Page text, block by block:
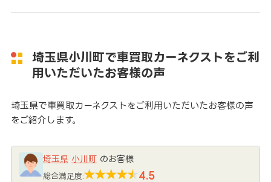
埼玉県小川町で車買取カーネクストをご利
用いただいたお客様の声
埼玉県で車買取カーネクストをご利用いただいたお客様の声
をご紹介します。
埼玉県 小川町のお客様
総合満足度: 4.5